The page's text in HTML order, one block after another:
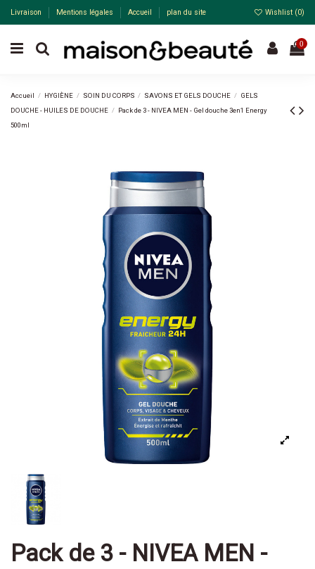
Livraison Mentions légales Accueil plan du site Wishlist (0)
0
Accueil HYGIÈNE SOIN DU CORPS SAVONS ET GELS DOUCHE
GELS
DOUCHE - HUILES DE DOUCHE
Pack de 3 - NIVEA MEN - Gel douche 3en1 Energy
500ml
Pack de 3 - NIVEA MEN -